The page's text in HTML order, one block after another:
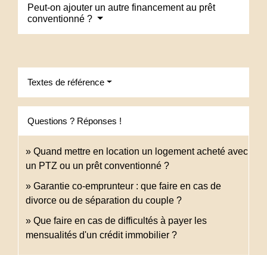
Peut-on ajouter un autre financement au prêt
conventionné ?
Textes de référence
Questions ? Réponses !
Quand mettre en location un logement acheté avec
un PTZ ou un prêt conventionné ?
Garantie co-emprunteur : que faire en cas de
divorce ou de séparation du couple ?
Que faire en cas de difficultés à payer les
mensualités d'un crédit immobilier ?